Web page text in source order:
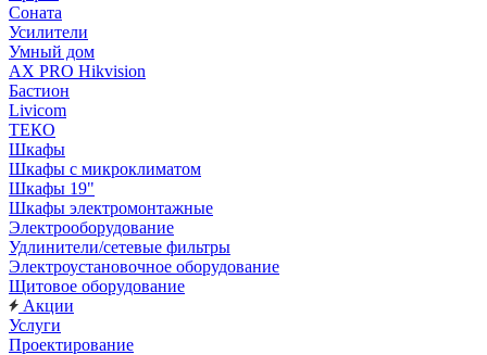
Соната
Усилители
Умный дом
AX PRO Hikvision
Бастион
Livicom
ТЕКО
Шкафы
Шкафы с микроклиматом
Шкафы 19"
Шкафы электромонтажные
Электрооборудование
Удлинители/сетевые фильтры
Электроустановочное оборудование
Щитовое оборудование
Акции
Услуги
Проектирование